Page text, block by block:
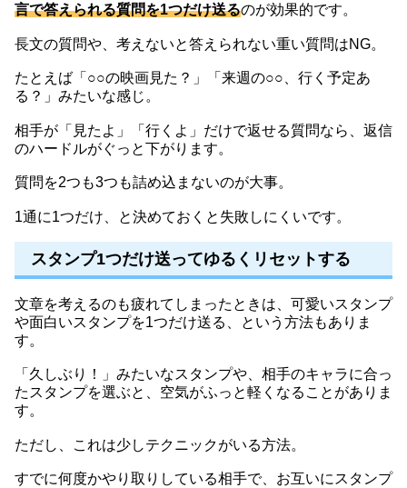
言で答えられる質問を1つだけ送るのが効果的です。
長文の質問や、考えないと答えられない重い質問はNG。
たとえば「○○の映画見た？」「来週の○○、行く予定あ
る？」みたいな感じ。
相手が「見たよ」「行くよ」だけで返せる質問なら、返信
のハードルがぐっと下がります。
質問を2つも3つも詰め込まないのが大事。
1通に1つだけ、と決めておくと失敗しにくいです。
スタンプ1つだけ送ってゆるくリセットする
文章を考えるのも疲れてしまったときは、可愛いスタンプ
や面白いスタンプを1つだけ送る、という方法もありま
す。
「久しぶり！」みたいなスタンプや、相手のキャラに合っ
たスタンプを選ぶと、空気がふっと軽くなることがありま
す。
ただし、これは少しテクニックがいる方法。
すでに何度かやり取りしている相手で、お互いにスタンプ